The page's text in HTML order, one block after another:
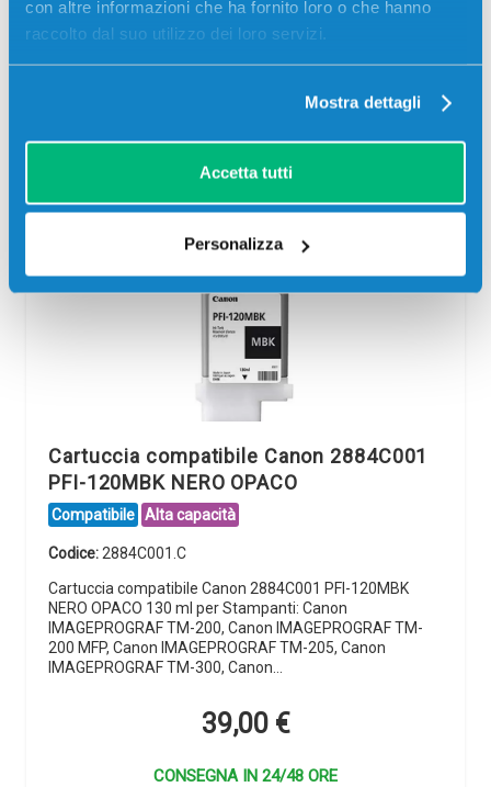
con altre informazioni che ha fornito loro o che hanno
raccolto dal suo utilizzo dei loro servizi.
Mostra dettagli
Accetta tutti
Personalizza
SCADE TRA:
01 22 03 44
visualizzare l'offerta
Cartuccia compatibile Canon 2884C001
PFI-120MBK NERO OPACO
Compatibile Alta capacità
Codice: 2884C001.C
Cartuccia compatibile Canon 2884C001 PFI-120MBK
NERO OPACO 130 ml per Stampanti: Canon
IMAGEPROGRAF TM-200, Canon IMAGEPROGRAF TM-
200 MFP, Canon IMAGEPROGRAF TM-205, Canon
IMAGEPROGRAF TM-300, Canon…
39,00 €
CONSEGNA IN 24/48 ORE